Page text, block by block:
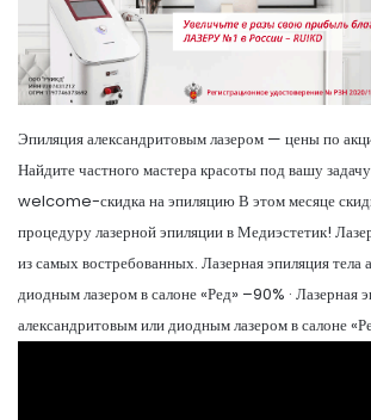
Эпиляция александритовым лазером — цены по
Найдите частного мастера красоты под вашу
welcome-скидка на эпиляцию В этом месяце
процедуру лазерной эпиляции в Медиэстетик!
из самых востребованных. Лазерная эпиляция тела
диодным лазером в салоне «Ред» –90% · Лазерная
александритовым или диодным лазером в салоне